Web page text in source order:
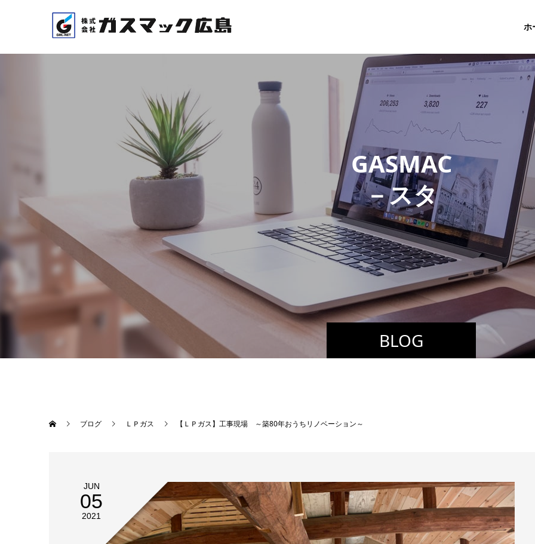
ホ
BLOG
GASMAC
－
スタッフブログ－
ブログ ＬＰガス 【ＬＰガス】工事現場 ～築80年おうちリノベーション～
JUN
05
2021